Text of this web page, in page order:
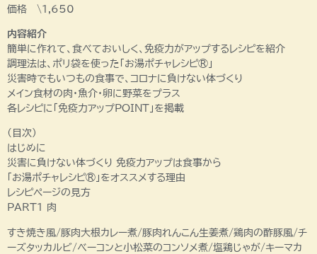
価格 \1,650
内容紹介
簡単に作れて、食べておいしく、免疫力がアップするレシピを紹介
調理法は、ポリ袋を使った「お湯ポチャレシピ®︎」
災害時でもいつもの食事で、コロナに負けない体づくり
メイン食材の肉・魚介・卵に野菜をプラス
各レシピに「免疫力アップPOINT」を掲載
(目次)
はじめに
災害に負けない体づくり 免疫力アップは食事から
「お湯ポチャレシピ®」をオススメする理由
レシピページの見方
PART1 肉
すき焼き風/豚肉大根カレー煮/豚肉れんこん生姜煮/鶏肉の酢豚風/チ
ーズタッカルビ/べーコンと小松菜のコンソメ煮/塩鶏じゃが/キーマカ